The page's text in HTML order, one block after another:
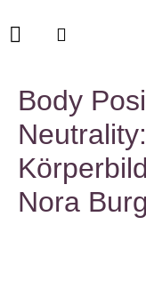
Body
Nora